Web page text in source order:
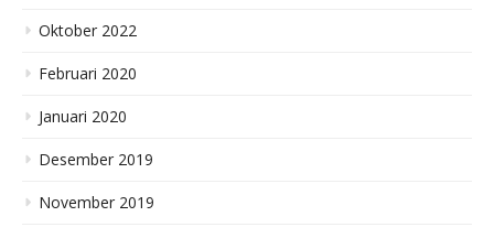
Oktober 2022
Februari 2020
Januari 2020
Desember 2019
November 2019